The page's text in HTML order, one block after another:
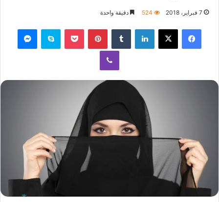
7 فبراير، 2018 524 دقيقة واحدة
فيسبوك لينكدإن بينتيريست سكايب
ڤايبر